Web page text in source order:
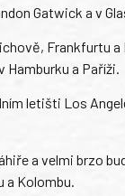
Gatwick a v
Frankfurtu a
a Paříži.
letišti Los
a velmi brzo
a Kolombu.